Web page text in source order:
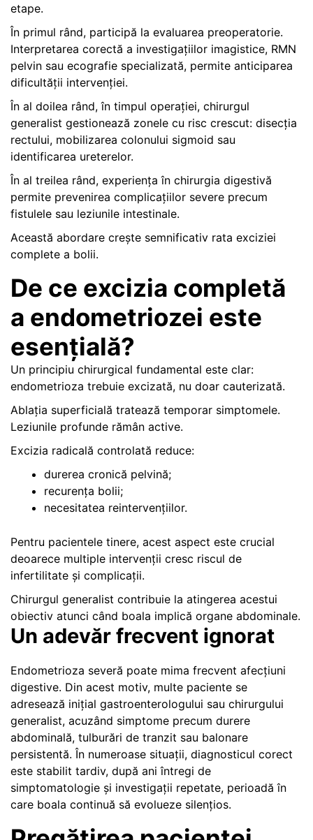
etape.
În primul rând, participă la evaluarea preoperatorie.
Interpretarea corectă a investigațiilor imagistice, RMN
pelvin sau ecografie specializată, permite anticiparea
dificultății intervenției.
În al doilea rând, în timpul operației, chirurgul
generalist gestionează zonele cu risc crescut: disecția
rectului, mobilizarea colonului sigmoid sau
identificarea ureterelor.
În al treilea rând, experiența în chirurgia digestivă
permite prevenirea complicațiilor severe precum
fistulele sau leziunile intestinale.
Această abordare crește semnificativ rata exciziei
complete a bolii.
De ce excizia completă
a endometriozei este
esențială?
Un principiu chirurgical fundamental este clar:
endometrioza trebuie excizată, nu doar cauterizată.
Ablația superficială tratează temporar simptomele.
Leziunile profunde rămân active.
Excizia radicală controlată reduce:
durerea cronică pelvină;
recurența bolii;
necesitatea reintervențiilor.
Pentru pacientele tinere, acest aspect este crucial
deoarece multiple intervenții cresc riscul de
infertilitate și complicații.
Chirurgul generalist contribuie la atingerea acestui
obiectiv atunci când boala implică organe abdominale.
Un adevăr frecvent ignorat
Endometrioza severă poate mima frecvent afecțiuni
digestive. Din acest motiv, multe paciente se
adresează inițial gastroenterologului sau chirurgului
generalist, acuzând simptome precum durere
abdominală, tulburări de tranzit sau balonare
persistentă. În numeroase situații, diagnosticul corect
este stabilit tardiv, după ani întregi de
simptomatologie și investigații repetate, perioadă în
care boala continuă să evolueze silențios.